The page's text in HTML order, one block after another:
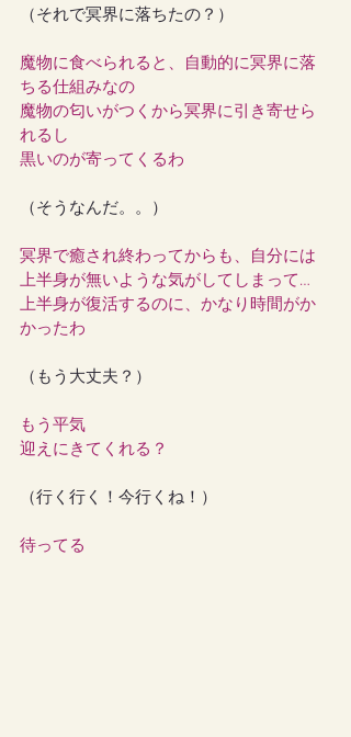
（それで冥界に落ちたの？）
魔物に食べられると、自動的に冥界に落
ちる仕組みなの
魔物の匂いがつくから冥界に引き寄せら
れるし
黒いのが寄ってくるわ
（そうなんだ。。）
冥界で癒され終わってからも、自分には
上半身が無いような気がしてしまって…
上半身が復活するのに、かなり時間がか
かったわ
（もう大丈夫？）
もう平気
迎えにきてくれる？
（行く行く！今行くね！）
待ってる